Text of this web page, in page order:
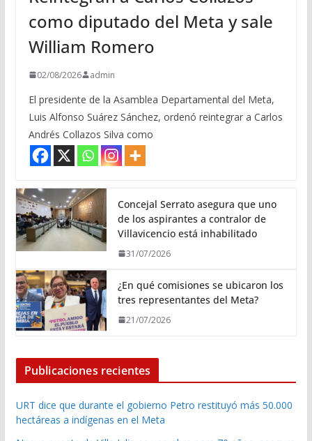
como diputado del Meta y sale
William Romero
02/08/2026 admin
El presidente de la Asamblea Departamental del Meta,
Luis Alfonso Suárez Sánchez, ordenó reintegrar a Carlos
Andrés Collazos Silva como
Concejal Serrato asegura que uno
de los aspirantes a contralor de
Villavicencio está inhabilitado
31/07/2026
¿En qué comisiones se ubicaron los
tres representantes del Meta?
21/07/2026
Publicaciones recientes
URT dice que durante el gobierno Petro restituyó más 50.000
hectáreas a indígenas en el Meta